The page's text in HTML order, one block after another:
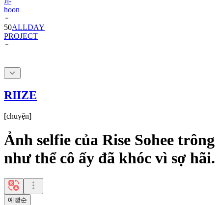
50ALLDAY
PROJECT
RIIZE
[chuyện]
Ảnh selfie của Rise Sohee trông
như thể cô ấy đã khóc vì sợ hãi.
예빵순